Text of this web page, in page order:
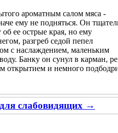
ароматным салом мяса -
ему не подняться. Он
ее острые края, но ему
разгреб седой пепел
с наслаждением, маленьким
Банку он сунул в карман,
открытием и немного
слабовидящих →